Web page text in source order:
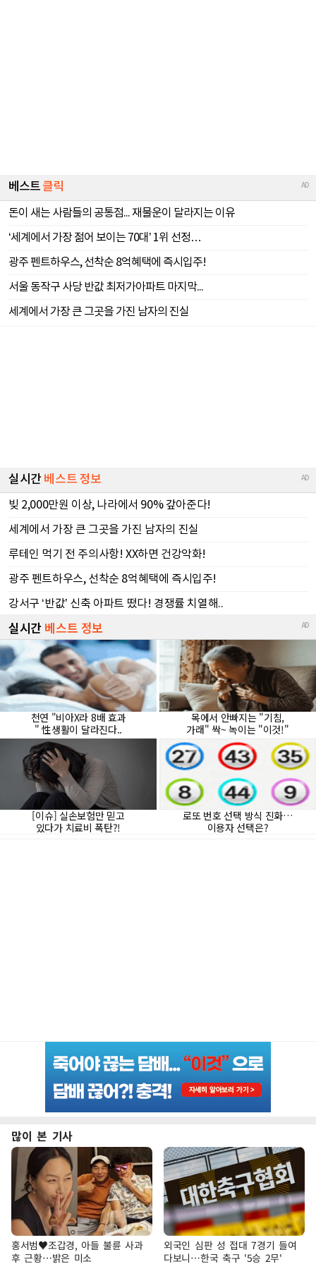
많이 본 기사
홍서범♥조갑경, 아들 불륜 사과
후 근황…밝은 미소
외국인 심판 성 접대 7경기 들여
다보니…한국 축구 '5승 2무'